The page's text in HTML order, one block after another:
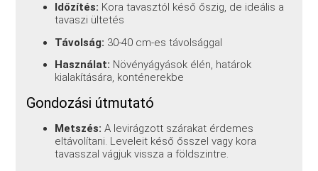
Időzítés: Kora tavasztól késő őszig, de ideális a
tavaszi ültetés
Távolság: 30-40 cm-es távolsággal
Használat: Növényágyások élén, határok
kialakítására, konténerekbe
Gondozási útmutató
Metszés: A levirágzott szárakat érdemes
eltávolítani. Leveleit késő ősszel vagy kora
tavasszal vágjuk vissza a földszintre.